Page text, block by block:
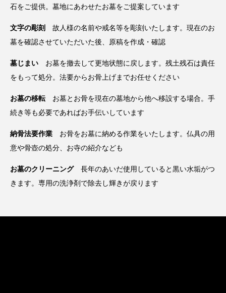
石をご提供。墓地にあわせたお墓をご提案しています
文字の彫刻
故人様の名前や戒名等を彫刻いたします。現在のお
墓を確認させていただいた後、原稿を作成・確認
墓じまい お墓を撤去して更地状態に戻します。残土残石は責任
をもって処分。法要からお骨上げまでお任せください
お墓の移転お墓とお骨を現在の墓地から他へ移設する場合。手
続き等も必要であればお手伝いしています
納骨法要作業 お骨をお墓に納める作業をいたします。仏具の用
意や骨壺の処分、お寺の紹介なども
お墓のクリーニング長年のあいだ使用していると黒い水垢がつ
きます。専用の洗浄剤で除去し輝きが戻ります